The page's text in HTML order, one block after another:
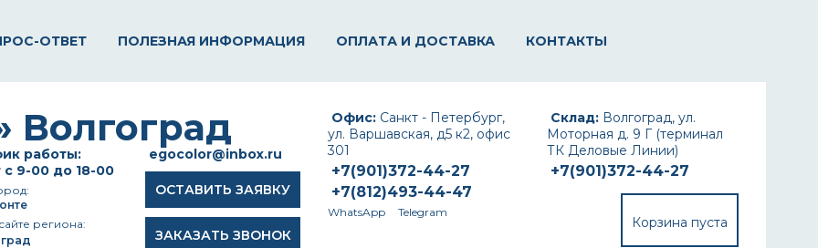
ОТВЕТ ПОЛЕЗНАЯ ИНФОРМАЦИЯ ОПЛАТА И ДОСТАВКА КОНТАКТЫ
Склад: Волгоград, ул.
Моторная д. 9 Г (терминал
ТК Деловые Линии)
+7(901)372-44-27
Корзина пуста
Офис: Санкт - Петербург,
ул. Варшавская, д5 к2, офис
301
+7(901)372-44-27
+7(812)493-44-47
WhatsApp Telegram
egocolor@inbox.ru
ОСТАВИТЬ ЗАЯВКУ
ЗАКАЗАТЬ ЗВОНОК
работы:
с 9-00 до 18-00
региона: